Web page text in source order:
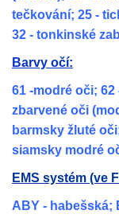
tečkování; 25 -
32 - tonkinské
Barvy očí:
61 -modré oči;
zbarvené oči
barmsky žluté
siamsky modré
EMS systém (ve
ABY - habešská;